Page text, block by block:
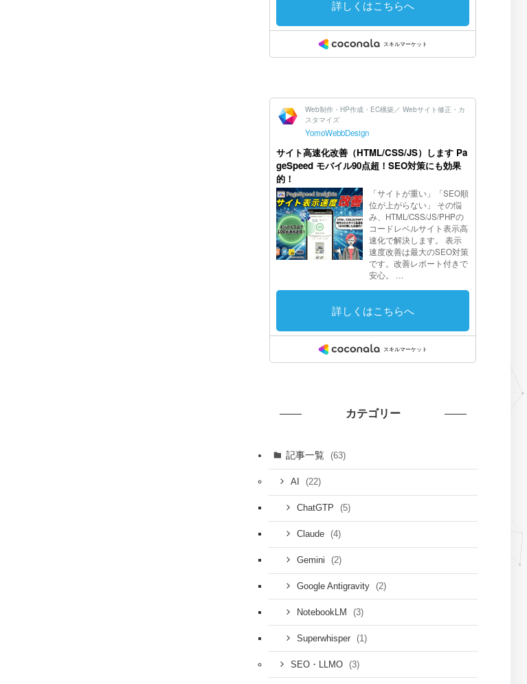
カテゴリー
記事一覧 (63)
AI (22)
ChatGTP (5)
Claude (4)
Gemini (2)
Google Antigravity (2)
NotebookLM (3)
Superwhisper (1)
SEO・LLMO (3)